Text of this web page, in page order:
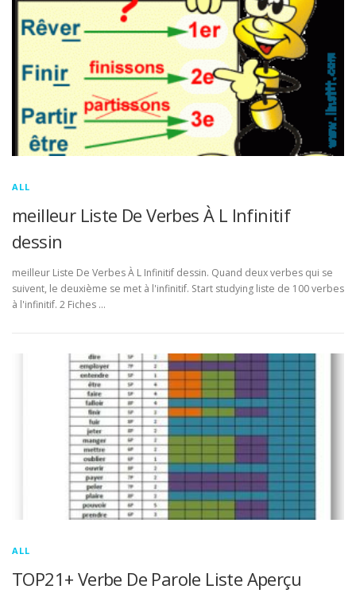
ALL
meilleur Liste De Verbes À L Infinitif
dessin
meilleur Liste De Verbes À L Infinitif dessin. Quand deux verbes qui se
suivent, le deuxième se met à l'infinitif. Start studying liste de 100 verbes
à l'infinitif. 2 Fiches …
ALL
TOP21+ Verbe De Parole Liste Aperçu